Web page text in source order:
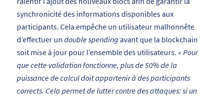
synchronicité des informations disponibles aux
participants. Cela empêche un utilisateur malhonnête
d’effectuer un doublespending avant que la blockchain
soit mise à jour pour l’ensemble des utilisateurs. « Pour
que cette validation fonctionne, plus de 50% de la
puissance de calcul doit appartenir à des participants
corrects. Cela permet de lutter contre des attaques: si un